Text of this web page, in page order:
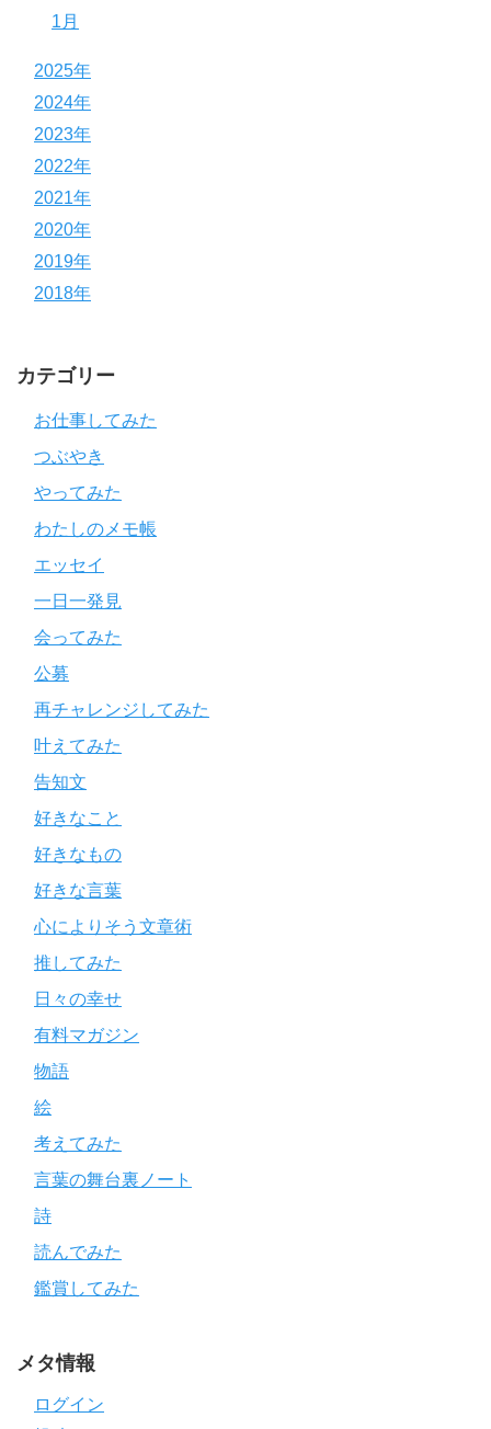
1月
2025年
2024年
2023年
2022年
2021年
2020年
2019年
2018年
カテゴリー
お仕事してみた
つぶやき
やってみた
わたしのメモ帳
エッセイ
一日一発見
会ってみた
公募
再チャレンジしてみた
叶えてみた
告知文
好きなこと
好きなもの
好きな言葉
心によりそう文章術
推してみた
日々の幸せ
有料マガジン
物語
絵
考えてみた
言葉の舞台裏ノート
詩
読んでみた
鑑賞してみた
メタ情報
ログイン